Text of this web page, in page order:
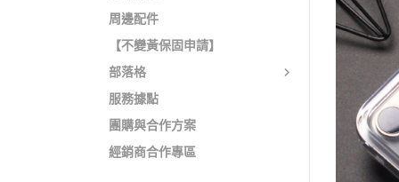
周邊配件
【不變黃保固申請】
部落格
服務據點
團購與合作方案
經銷商合作專區